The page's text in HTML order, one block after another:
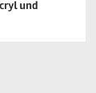
und